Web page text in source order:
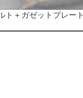
ト＋ガゼットプレート